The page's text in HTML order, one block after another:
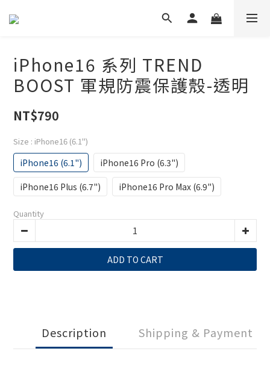
iPhone16 系列 TREND
BOOST 軍規防震保護殼-透明
NT$790
Size : iPhone16 (6.1")
iPhone16 (6.1")
iPhone16 Pro (6.3")
iPhone16 Plus (6.7")
iPhone16 Pro Max (6.9")
Quantity
ADD TO CART
Description Shipping & Payment